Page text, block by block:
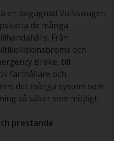
en begagnad Volkswagen
de många
Från
och
Brake, till
farthållare och
det många system som
så säker som möjligt.
prestanda